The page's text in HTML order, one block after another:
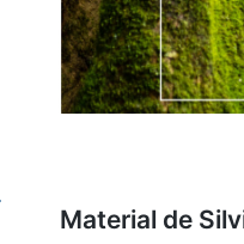
Material de